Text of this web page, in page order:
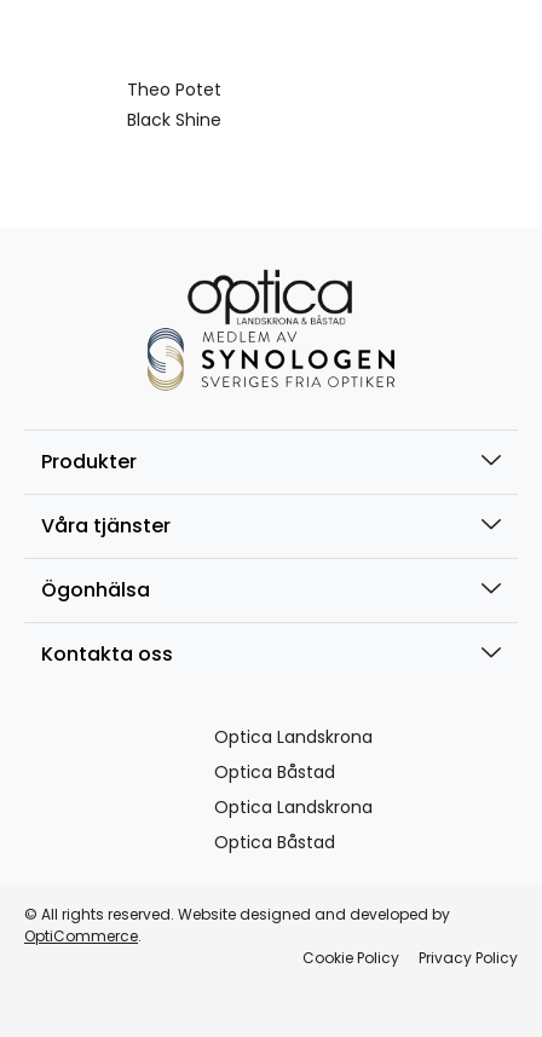
Theo Potet
Black Shine
Produkter
Våra tjänster
Ögonhälsa
Kontakta oss
Optica Landskrona
Optica Båstad
Optica Landskrona
Optica Båstad
© All rights reserved. Website designed and developed by
OptiCommerce.
Cookie Policy
Privacy Policy